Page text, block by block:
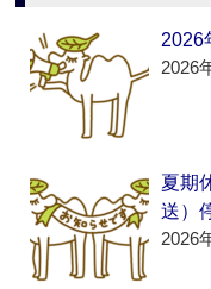
2026
2026
夏期
送）
2026